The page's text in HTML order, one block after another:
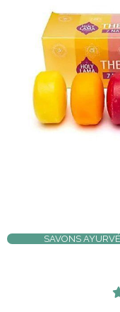
SAVONS